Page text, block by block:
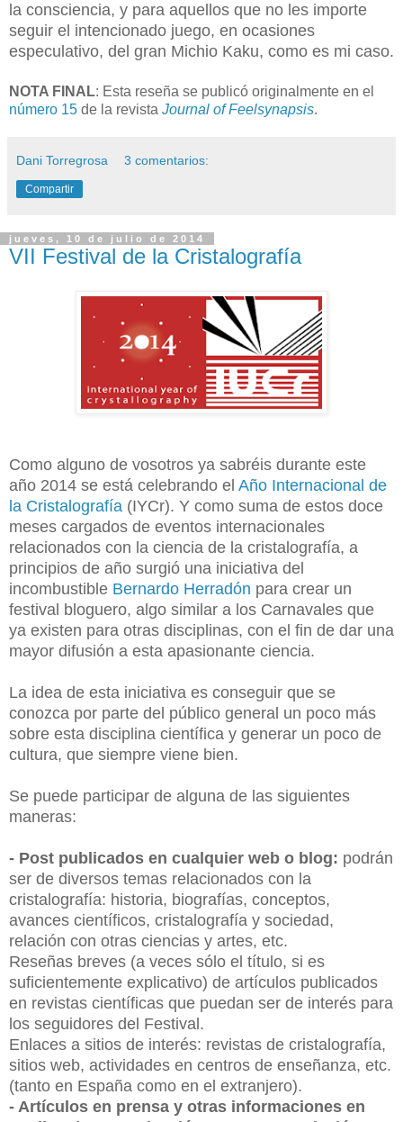
la consciencia, y para aquellos que no les importe
seguir el intencionado juego, en ocasiones
especulativo, del gran Michio Kaku, como es mi caso.
NOTA FINAL: Esta reseña se publicó originalmente en el
número 15 de la revista Journal of Feelsynapsis.
Dani Torregrosa 3 comentarios:
Compartir
jueves, 10 de julio de 2014
VII Festival de la Cristalografía
Como alguno de vosotros ya sabréis durante este
año 2014 se está celebrando el Año Internacional de
la Cristalografía (IYCr). Y como suma de estos doce
meses cargados de eventos internacionales
relacionados con la ciencia de la cristalografía, a
principios de año surgió una iniciativa del
incombustible Bernardo Herradón para crear un
festival bloguero, algo similar a los Carnavales que
ya existen para otras disciplinas, con el fin de dar una
mayor difusión a esta apasionante ciencia.
La idea de esta iniciativa es conseguir que se
conozca por parte del público general un poco más
sobre esta disciplina científica y generar un poco de
cultura, que siempre viene bien.
Se puede participar de alguna de las siguientes
maneras:
- Post publicados en cualquier web o blog: podrán
ser de diversos temas relacionados con la
cristalografía: historia, biografías, conceptos,
avances científicos, cristalografía y sociedad,
relación con otras ciencias y artes, etc.
Reseñas breves (a veces sólo el título, si es
suficientemente explicativo) de artículos publicados
en revistas científicas que puedan ser de interés para
los seguidores del Festival.
Enlaces a sitios de interés: revistas de cristalografía,
sitios web, actividades en centros de enseñanza, etc.
(tanto en España como en el extranjero).
- Artículos en prensa y otras informaciones en